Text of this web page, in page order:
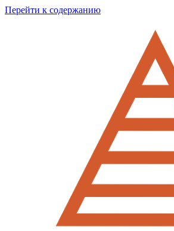
Перейти к содержанию